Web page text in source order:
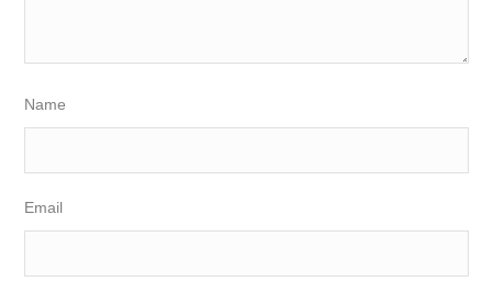
Name
Email